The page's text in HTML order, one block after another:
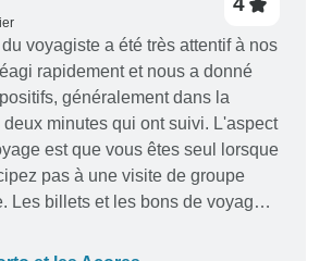
massive gondolée et écaillée.
grinçaient bruyamment. La
a réservé des visites pour
jours en quittant l'hôtel avant
service de petit-déjeuner ne
donc pas de petit-déjeuner
Vous pourriez faire ce circuit sans
des centaines d'euros au
auprès de "Livingtours" et en
voyagiste a été très attentif à nos
rapidement et nous a donné
généralement dans la
minutes qui ont suivi. L'aspect
est que vous êtes seul lorsque
pas à une visite de groupe
vers et depuis
sont organisés à l'avance et bien